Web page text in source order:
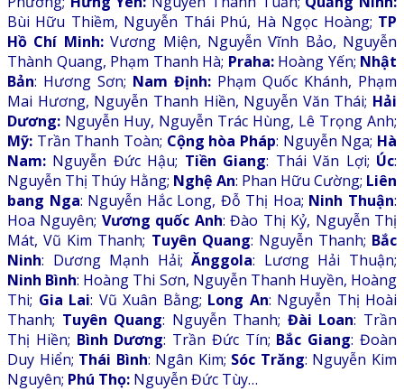
Bùi Hữu Thiềm, Nguyễn Thái Phú, Hà Ngọc Hoàng; TP
Hồ Chí Minh:Vương Miện, Nguyễn Vĩnh Bảo, Nguyễn
Thành Quang, Phạm Thanh Hà; Praha:Hoàng Yến; Nhật
Bản: Hương Sơn; Nam Định: Phạm Quốc Khánh, Phạm
Mai Hương, Nguyễn Thanh Hiền, Nguyễn Văn Thái; Hải
Dương: Nguyễn Huy, Nguyễn Trác Hùng, Lê Trọng Anh;
Mỹ: Trần Thanh Toàn; Cộng hòa Pháp: Nguyễn Nga; Hà
Nam: Nguyễn Đức Hậu; Tiền Giang: Thái Văn Lợi; Úc:
Nguyễn Thị Thúy Hằng; Nghệ An: Phan Hữu Cường; Liên
bang Nga: Nguyễn Hắc Long, Đỗ Thị Hoa; Ninh Thuận:
Hoa Nguyên; Vương quốc Anh: Đào Thị Kỷ, Nguyễn Thị
Mát, Vũ Kim Thanh; Tuyên Quang: Nguyễn Thanh; Bắc
Ninh: Dương Mạnh Hải;Ănggola: Lương Hải Thuận;
Ninh Bình: Hoàng Thi Sơn, Nguyễn Thanh Huyền, Hoàng
Thi; Gia Lai: Vũ Xuân Bằng; Long An: Nguyễn Thị Hoài
Thanh; Tuyên Quang: Nguyễn Thanh; Đài Loan: Trần
Thị Hiền; Bình Dương: Trần Đức Tín; Bắc Giang: Đoàn
Duy Hiển; Thái Bình: Ngân Kim; Sóc Trăng: Nguyễn Kim
Nguyên; Phú Thọ: Nguyễn Đức Tùy…